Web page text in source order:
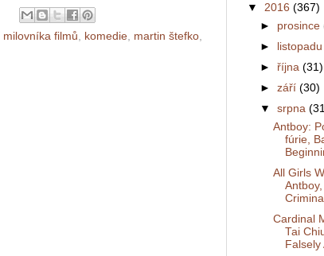
milovníka filmů komedie, martin štefko,
▼ 2016 (367)
► prosince
►
listopadu
► října (31)
► září (30)
▼ srpna
Antboy:
fúrie,
All Girls
Cardinal
Tai
Falsely